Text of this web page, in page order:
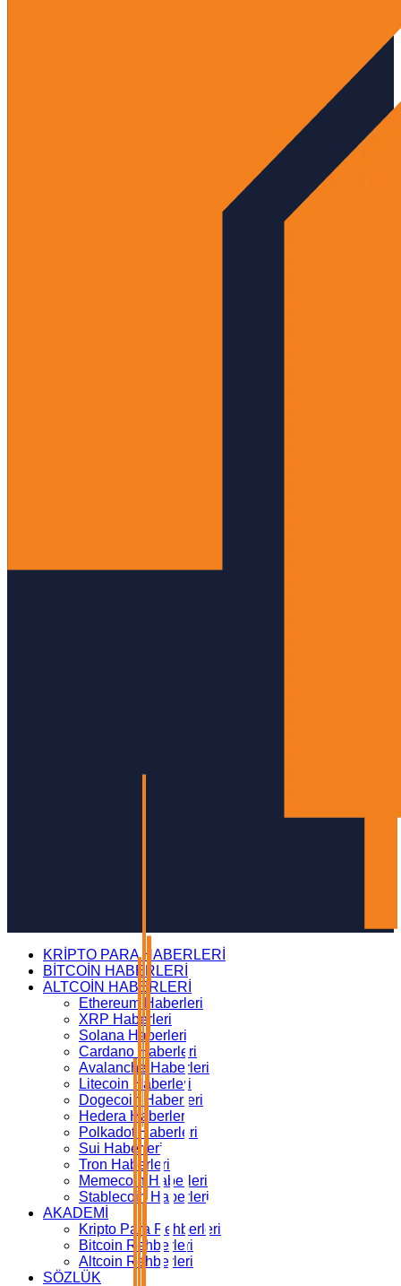
KRİPTO PARA HABERLERİ
BİTCOİN HABERLERİ
ALTCOİN HABERLERİ
Ethereum Haberleri
XRP Haberleri
Solana Haberleri
Cardano Haberleri
Avalanche Haberleri
Litecoin Haberleri
Dogecoin Haberleri
Hedera Haberleri
Polkadot Haberleri
Sui Haberleri
Tron Haberleri
Memecoin Haberleri
Stablecoin Haberleri
AKADEMİ
Kripto Para Rehberleri
Bitcoin Rehberleri
Altcoin Rehberleri
SÖZLÜK